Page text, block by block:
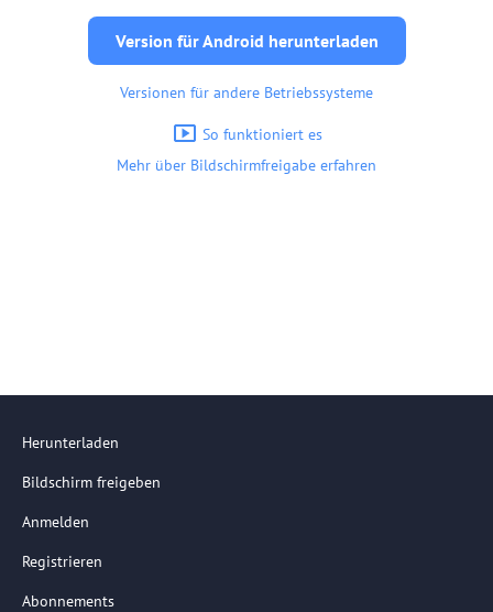
Version für Android herunterladen
Versionen für andere Betriebssysteme
So funktioniert es
Mehr über Bildschirmfreigabe erfahren
Herunterladen
Bildschirm freigeben
Anmelden
Registrieren
Abonnements